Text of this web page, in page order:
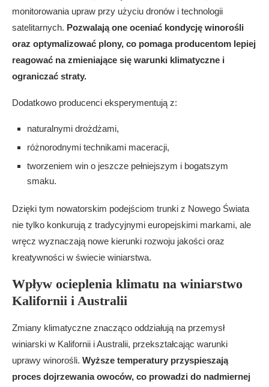
monitorowania upraw przy użyciu dronów i technologii
satelitarnych. Pozwalają one oceniać kondycję winorośli
oraz optymalizować plony, co pomaga producentom lepiej
reagować na zmieniające się warunki klimatyczne i
ograniczać straty.
Dodatkowo producenci eksperymentują z:
naturalnymi drożdżami,
różnorodnymi technikami maceracji,
tworzeniem win o jeszcze pełniejszym i bogatszym
smaku.
Dzięki tym nowatorskim podejściom trunki z Nowego Świata
nie tylko konkurują z tradycyjnymi europejskimi markami, ale
wręcz wyznaczają nowe kierunki rozwoju jakości oraz
kreatywności w świecie winiarstwa.
Wpływ ocieplenia klimatu na winiarstwo
Kalifornii i Australii
Zmiany klimatyczne znacząco oddziałują na przemysł
winiarski w Kalifornii i Australii, przekształcając warunki
uprawy winorośli. Wyższe temperatury przyspieszają
proces dojrzewania owoców, co prowadzi do nadmiernej